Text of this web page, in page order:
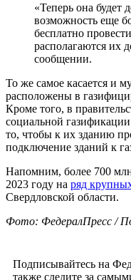
«Теперь она будет
возможность еще
бесплатно
располагаются их
сообщении.
То же самое касается и
расположены в
Кроме того, в
социальной
то, чтобы к их зданию
подключение зданий к
Напомним, более 700
2023 году на ряд
Свердловской области.
Фото: ФедералПресс /
Подписывайтесь на
также следите за